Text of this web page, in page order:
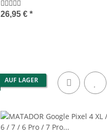
Braun
26,95 € *
AUF LAGER